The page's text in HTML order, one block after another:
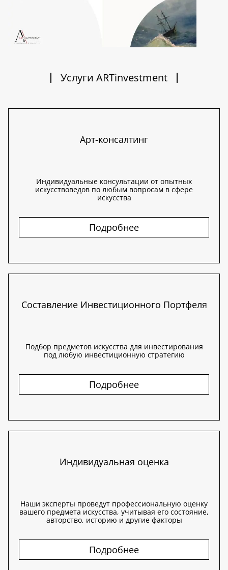
Услуги ARTinvestment
Арт-консалтинг
Индивидуальные консультации от опытных
искусствоведов по любым вопросам в сфере
искусства
Подробнее
Составление Инвестиционного Портфеля
Подбор предметов искусства для инвестирования
под любую инвестиционную стратегию
Подробнее
Индивидуальная оценка
Наши эксперты проведут профессиональную оценку
вашего предмета искусства, учитывая его состояние,
авторство, историю и другие факторы
Подробнее